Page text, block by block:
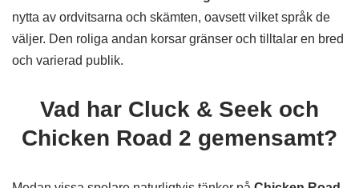
nytta av ordvitsarna och skämten, oavsett vilket språk de
väljer. Den roliga andan korsar gränser och tilltalar en bred
och varierad publik.
Vad har Cluck & Seek och
Chicken Road 2 gemensamt?